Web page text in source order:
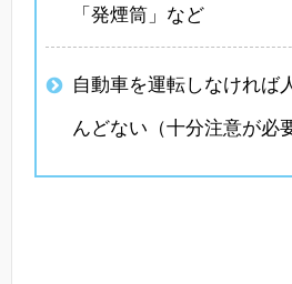
「発煙筒」など
自動車を運転しなければ
んどない（十分注意が必